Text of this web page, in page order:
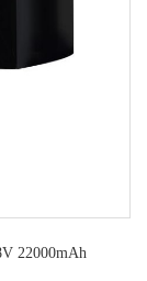
22000mAh